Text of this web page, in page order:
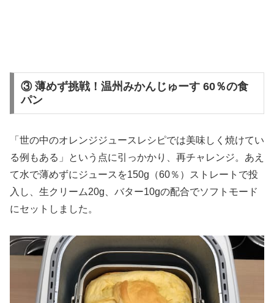
③ 薄めず挑戦！温州みかんじゅーす 60％の食
パン
「世の中のオレンジジュースレシピでは美味しく焼けてい
る例もある」という点に引っかかり、再チャレンジ。あえ
て水で薄めずにジュースを150g（60％）ストレートで投
入し、生クリーム20g、バター10gの配合でソフトモード
にセットしました。